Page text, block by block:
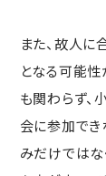
また、故人に
となる可能
も関わらず、
会に参加でき
みだけではな